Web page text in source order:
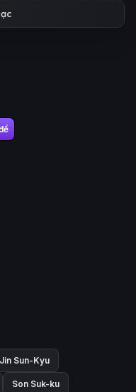
Jin Sun-Kyu
Son Suk-ku